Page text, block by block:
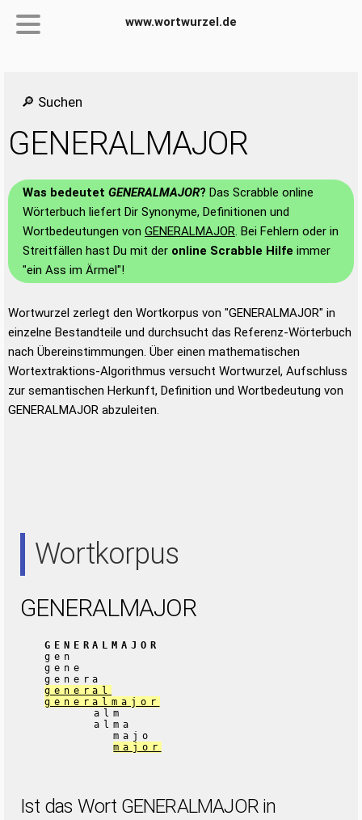
www.wortwurzel.de
🔎 Suchen
GENERALMAJOR
Was bedeutet GENERALMAJOR? Das Scrabble online
Wörterbuch liefert Dir Synonyme, Definitionen und
Wortbedeutungen von GENERALMAJOR. Bei Fehlern oder in
Streitfällen hast Du mit der online Scrabble Hilfe immer
"ein Ass im Ärmel"!
Wortwurzel zerlegt den Wortkorpus von "GENERALMAJOR" in
einzelne Bestandteile und durchsucht das Referenz-Wörterbuch
nach Übereinstimmungen. Über einen mathematischen
Wortextraktions-Algorithmus versucht Wortwurzel, Aufschluss
zur semantischen Herkunft, Definition und Wortbedeutung von
GENERALMAJOR abzuleiten.
Wortkorpus
GENERALMAJOR
GENERALMAJOR
gen
gene
genera
general
generalmajor
alm
alma
majo
major
Ist das Wort GENERALMAJOR in